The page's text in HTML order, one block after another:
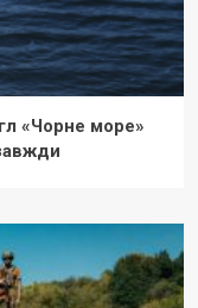
«Чорне море»